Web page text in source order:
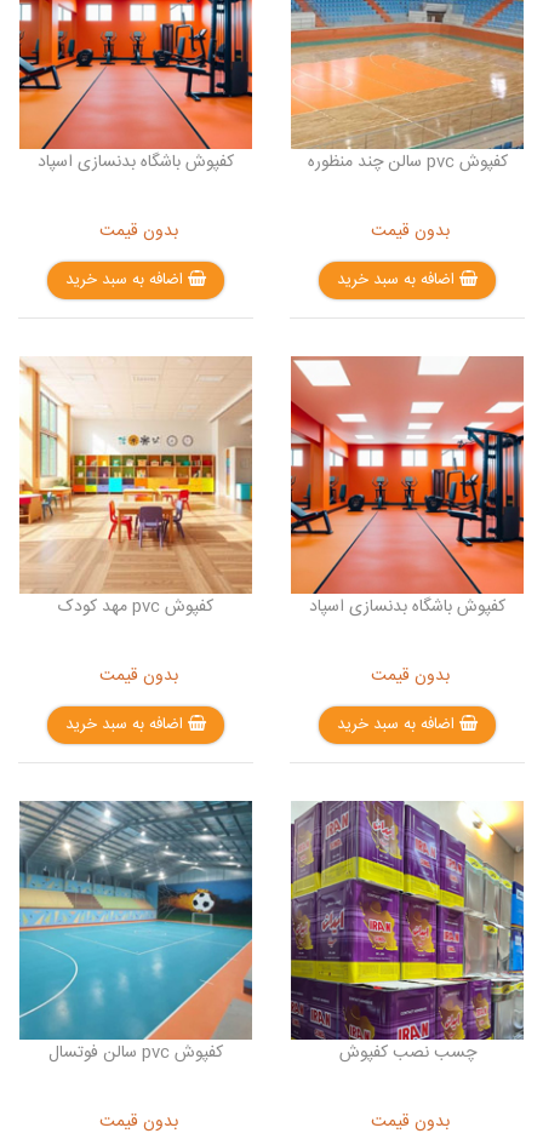
کفپوش pvc سالن چند منظوره
بدون قیمت
اضافه به سبد خرید
کفپوش باشگاه بدنسازی اسپاد
بدون قیمت
اضافه به سبد خرید
کفپوش باشگاه بدنسازی اسپاد
بدون قیمت
اضافه به سبد خرید
کفپوش pvc مهد کودک
بدون قیمت
اضافه به سبد خرید
چسب نصب کفپوش
بدون قیمت
کفپوش pvc سالن فوتسال
بدون قیمت